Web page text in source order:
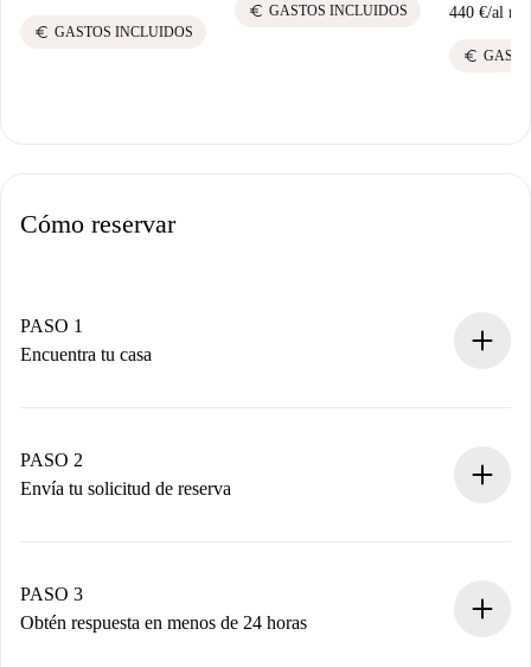
euro GASTOS INCLUIDOS
euro GASTOS INCLUIDOS 440 €/al
euro
Cómo reservar
PASO 1
Encuentra tu casa
Tienes toda la información necesaria por adelantado.
PASO 2
Envía tu solicitud de reserva
propietario acepte.
PASO 3
Obtén respuesta en menos de 24 horas